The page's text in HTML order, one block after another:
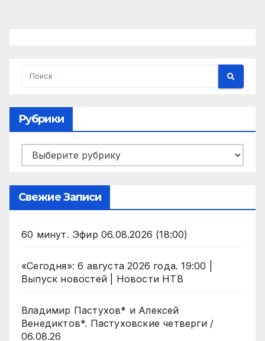
Рубрики
Рубрики
Свежие Записи
60 минут. Эфир 06.08.2026 (18:00)
«Сегодня»: 6 августа 2026 года. 19:00 |
Выпуск новостей | Новости НТВ
Владимир Пастухов* и Алексей
Венедиктов*. Пастуховские четверги /
06.08.26